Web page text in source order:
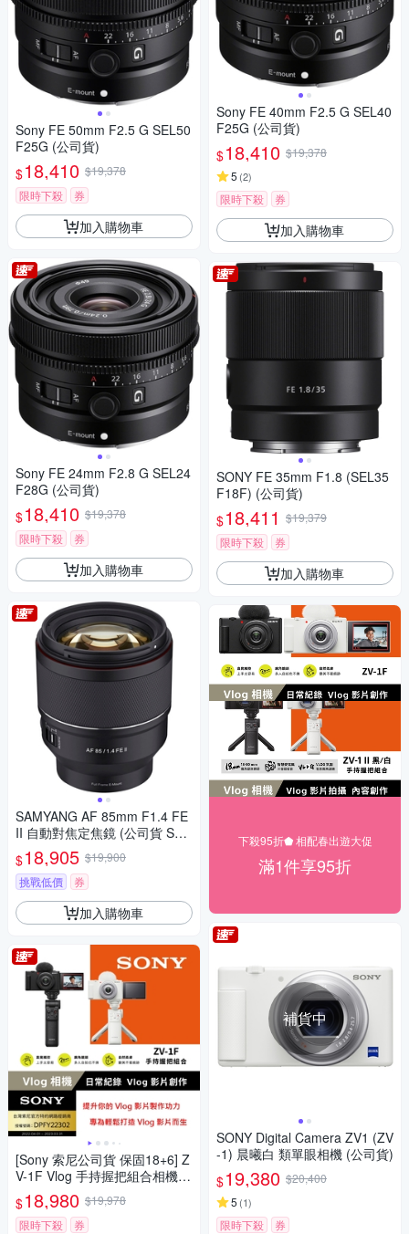
Sony FE 50mm F2.5 G SEL50
F25G (公司貨)
$18,410 $19,378
限時下殺
券
加入購物車
Sony FE 24mm F2.8 G SEL24
F28G (公司貨)
$18,410 $19,378
限時下殺
券
加入購物車
SAMYANG AF 85mm F1.4 FE
II 自動對焦定焦鏡 (公司貨 SO
NY FE接環)
$18,905 $19,900
挑戰低價
券
加入購物車
[Sony 索尼公司貨 保固18+6] Z
V-1F Vlog 手持握把組合相機
(網紅新手/生活隨拍)
$18,980 $19,978
限時下殺
券
Sony FE 40mm F2.5 G SEL40
F25G (公司貨)
$18,410 $19,378
5 (2)
限時下殺 券
加入購物車
SONY FE 35mm F1.8 (SEL35
F18F) (公司貨)
$18,411 $19,379
限時下殺
券
加入購物車
下殺95折⬟ 相配春出遊大促
滿1件享95折
補貨中
SONY Digital Camera ZV1 (ZV
-1) 晨曦白 類單眼相機 (公司貨)
$19,380 $20,400
5 (1)
限時下殺 券